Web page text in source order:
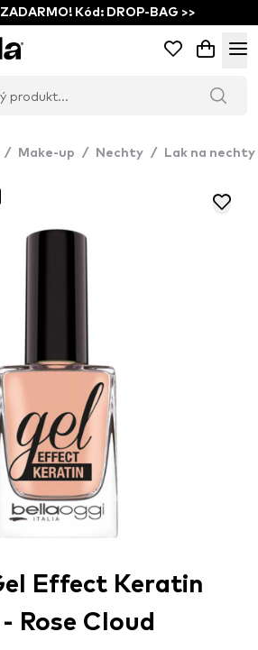
Kód: DROP-BAG >>
/ Make-up / Nechty / Lak na nechty
Effect Keratin
Rose Cloud